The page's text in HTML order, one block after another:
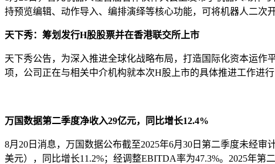
持预览编辑、动作导入、编排演绎等核心功能，可将机器人二次
天下秀：筹划发行H股股票并在香港联交所上市
天下秀公告，为深入推进全球化战略布局，打造国际化资本运
项，公司正在与相关中介机构就本次H股上市的具体推进工作进
万国数据第二季度净收入29亿元，同比增长12.4%
8月20日消息，万国数据公布截至2025年6月30日第二季度未经审
美元），同比增长11.2%；经调整EBITDA率为47.3%。2025年